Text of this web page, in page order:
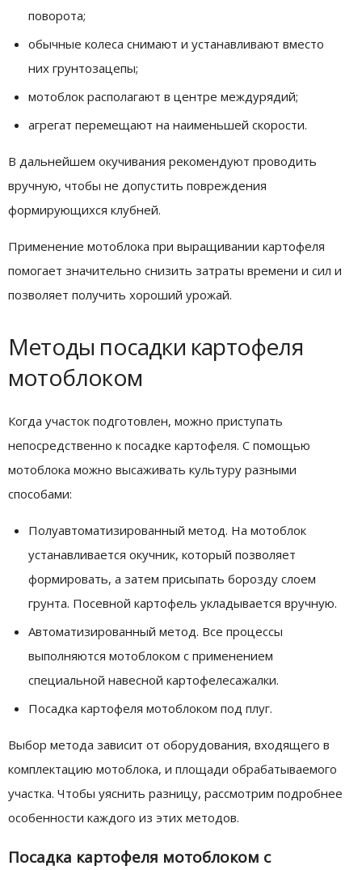
поворота;
обычные колеса снимают и устанавливают вместо
них грунтозацепы;
мотоблок располагают в центре междурядий;
агрегат перемещают на наименьшей скорости.
В дальнейшем окучивания рекомендуют проводить
вручную, чтобы не допустить повреждения
формирующихся клубней.
Применение мотоблока при выращивании картофеля
помогает значительно снизить затраты времени и сил и
позволяет получить хороший урожай.
Методы посадки картофеля
мотоблоком
Когда участок подготовлен, можно приступать
непосредственно к посадке картофеля. С помощью
мотоблока можно высаживать культуру разными
способами:
Полуавтоматизированный метод. На мотоблок
устанавливается окучник, который позволяет
формировать, а затем присыпать борозду слоем
грунта. Посевной картофель укладывается вручную.
Автоматизированный метод. Все процессы
выполняются мотоблоком с применением
специальной навесной картофелесажалки.
Посадка картофеля мотоблоком под плуг.
Выбор метода зависит от оборудования, входящего в
комплектацию мотоблока, и площади обрабатываемого
участка. Чтобы уяснить разницу, рассмотрим подробнее
особенности каждого из этих методов.
Посадка картофеля мотоблоком с